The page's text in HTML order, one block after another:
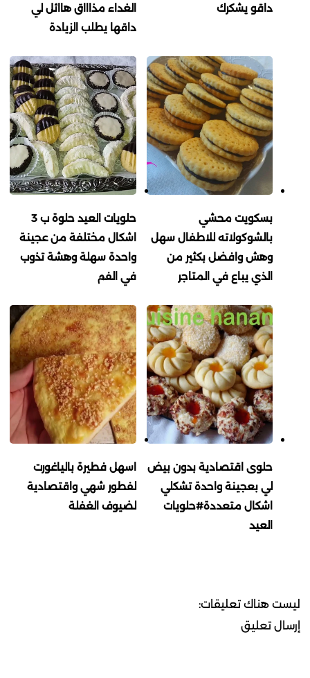
داقو يشكرك
الغداء مذاااق هاائل لي
داقها يطلب الزيادة
بسكويت محشي
بالشوكولاته للاطفال سهل
وهش وافضل بكثير من
الذي يباع في المتاجر
حلويات العيد حلوة ب 3
اشكال مختلفة من عجينة
واحدة سهلة وهشة تذوب
في الفم
حلوى اقتصادية بدون بيض
لي بعجينة واحدة تشكلي
اشكال متعددة#حلويات
العيد
اسهل فطيرة بالياغورت
لفطور شهي واقتصادية
لضيوف الغفلة
ليست هناك تعليقات:
إرسال تعليق